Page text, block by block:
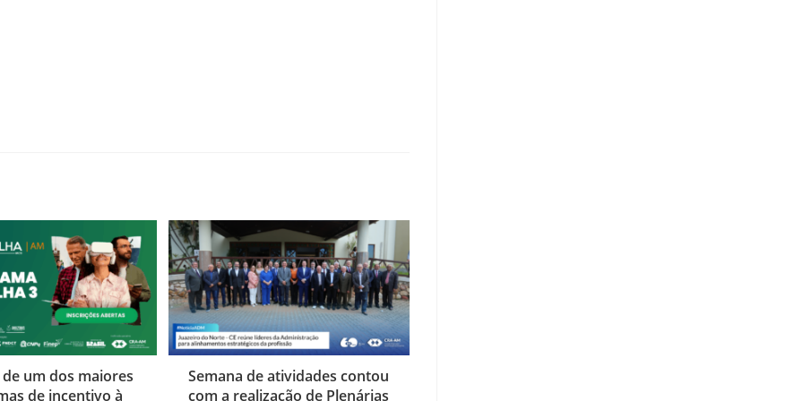
um dos maiores
de incentivo à
Semana de atividades contou
com a realização de Plenárias